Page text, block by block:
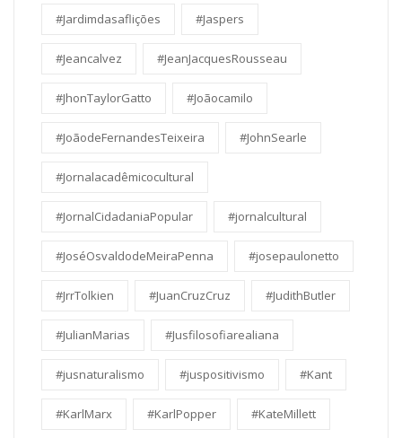
#Jardimdasaflições #Jaspers
#Jeancalvez #JeanJacquesRousseau
#JhonTaylorGatto #Joãocamilo
#JoãodeFernandesTeixeira #JohnSearle
#Jornalacadêmicocultural
#JornalCidadaniaPopular #jornalcultural
#JoséOsvaldodeMeiraPenna #josepaulonetto
#JrrTolkien #JuanCruzCruz #JudithButler
#JulianMarias #Jusfilosofiarealiana
#jusnaturalismo #juspositivismo #Kant
#KarlMarx #KarlPopper #KateMillett